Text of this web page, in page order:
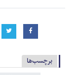
برچسب‌ها